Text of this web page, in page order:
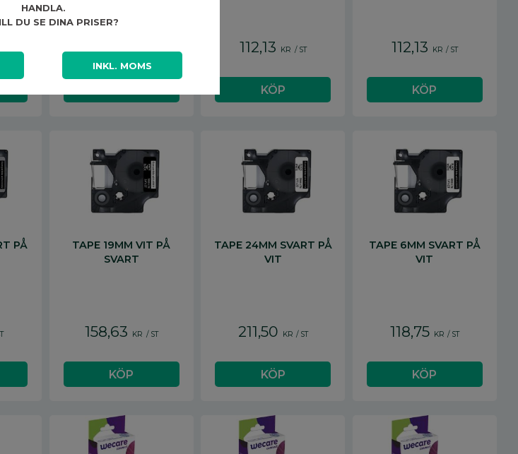
KR /ST 112,13 KR / ST 112,13 KR / ST
PÅ
TAPE 19MM VIT PÅ
SVART
158,63 KR / ST
TAPE 24MM SVART PÅ
VIT
211,50 KR / ST
TAPE 6MM SVART PÅ
VIT
118,75 KR / ST
HANDLA.
DU SE DINA PRISER?
INKL. MOMS